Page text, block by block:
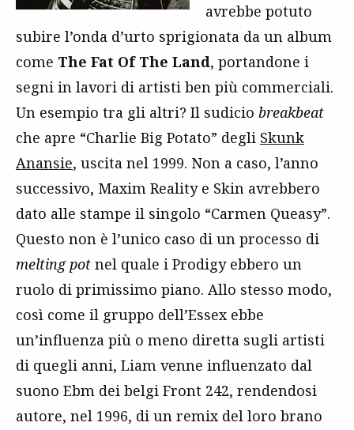
avrebbe potuto
subire l’onda d’urto sprigionata da un album
come The Fat Of The Land, portandone i
segni in lavori di artisti ben più commerciali.
Un esempio tra gli altri? Il sudicio breakbeat
che apre “Charlie Big Potato” degli Skunk
Anansie, uscita nel 1999. Non a caso, l’anno
successivo, Maxim Reality e Skin avrebbero
dato alle stampe il singolo “Carmen Queasy”.
Questo non è l’unico caso di un processo di
melting pot nel quale i Prodigy ebbero un
ruolo di primissimo piano. Allo stesso modo,
così come il gruppo dell’Essex ebbe
un’influenza più o meno diretta sugli artisti
di quegli anni, Liam venne influenzato dal
suono Ebm dei belgi Front 242, rendendosi
autore, nel 1996, di un remix del loro brano